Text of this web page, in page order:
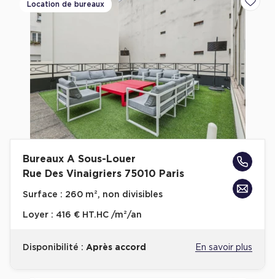
Location de bureaux
Bureaux A Sous-Louer
Rue Des Vinaigriers 75010 Paris
Surface : 260 m², non divisibles
Loyer : 416 € HT.HC /m²/an
Disponibilité : Après accord En savoir plus